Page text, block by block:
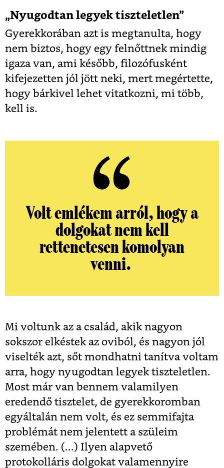
„Nyugodtan legyek tiszteletlen”
Gyerekkorában azt is megtanulta, hogy
nem biztos, hogy egy felnőttnek mindig
igaza van, ami később, filozófusként
kifejezetten jól jött neki, mert megértette,
hogy bárkivel lehet vitatkozni, mi több,
kell is.
Volt emlékem arról, hogy a
dolgokat nem kell
rettenetesen komolyan
venni.
Mi voltunk az a család, akik nagyon
sokszor elkéstek az oviból, és nagyon jól
viselték azt, sőt mondhatni tanítva voltam
arra, hogy nyugodtan legyek tiszteletlen.
Most már van bennem valamilyen
eredendő tisztelet, de gyerekkoromban
egyáltalán nem volt, és ez semmifajta
problémát nem jelentett a szüleim
szemében. (...) Ilyen alapvető
protokolláris dolgokat valamennyire